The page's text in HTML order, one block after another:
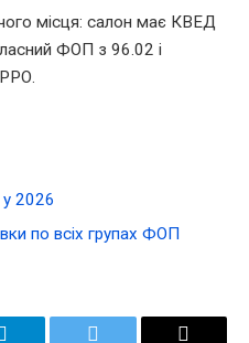
місця: салон має КВЕД
ФОП з 96.02 і
у 2026
по всіх групах ФОП